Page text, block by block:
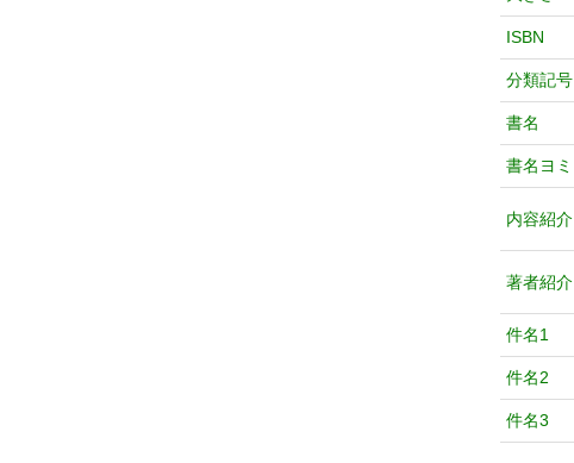
ISBN
分類記号
書名
書名ヨミ
内容紹介
著者紹介
件名1
件名2
件名3